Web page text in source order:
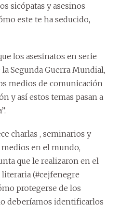
sicópatas y asesinos
este te ha seducido,
los asesinatos en serie
Segunda Guerra Mundial,
medios de comunicación
y así estos temas pasan a
charlas , seminarios y
en el mundo,
que le realizaron en el
(#cejfenegre
protegerse de los
deberíamos identificarlos